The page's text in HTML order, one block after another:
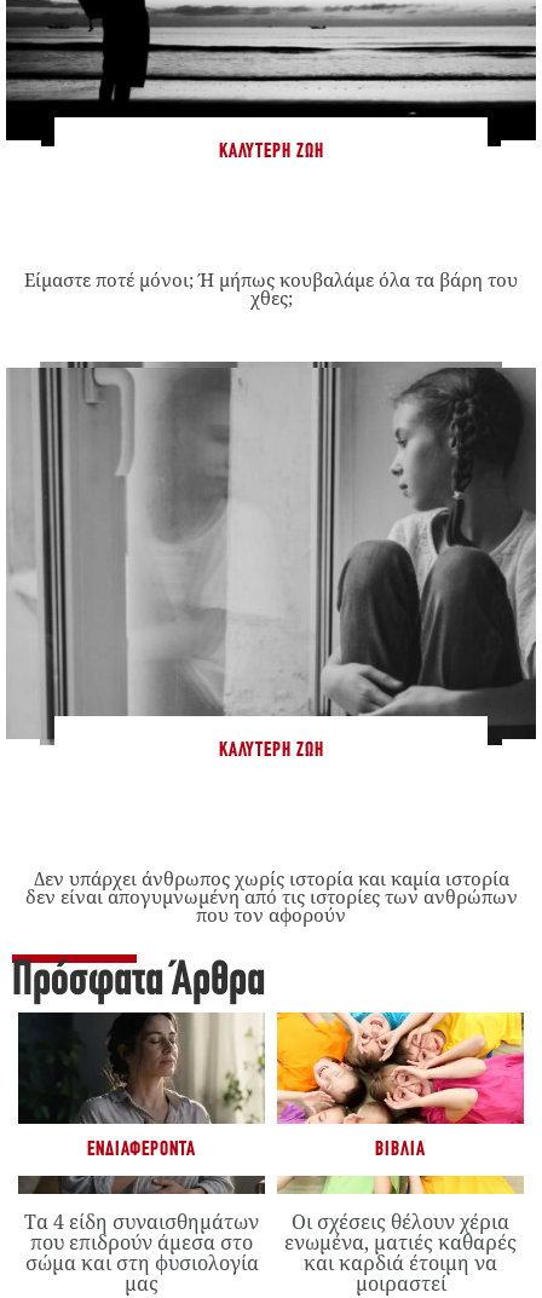
ΚΑΛΎΤΕΡΗ ΖΩΉ
Είμαστε ποτέ μόνοι; Ή μήπως κουβαλάμε όλα τα βάρη του
χθες;
ΚΑΛΎΤΕΡΗ ΖΩΉ
Δεν υπάρχει άνθρωπος χωρίς ιστορία και καμία ιστορία
δεν είναι απογυμνωμένη από τις ιστορίες των ανθρώπων
που τον αφορούν
Πρόσφατα Άρθρα
ΕΝΔΙΑΦΈΡΟΝΤΑ
Τα 4 είδη συναισθημάτων
που επιδρούν άμεσα στο
σώμα και στη φυσιολογία
μας
ΒΙΒΛΊΑ
Οι σχέσεις θέλουν χέρια
ενωμένα, ματιές καθαρές
και καρδιά έτοιμη να
μοιραστεί